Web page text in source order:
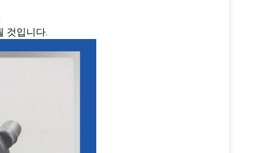
것입니다.